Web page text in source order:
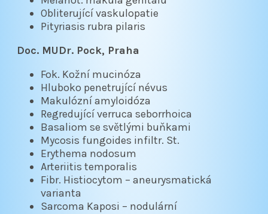
Obliterující vaskulopatie
Pityriasis rubra pilaris
Doc. MUDr. Pock, Praha
Fok. Kožní mucinóza
Hluboko penetrující névus
Makulózní amyloidóza
Regredující verruca seborrhoica
Basaliom se světlými buňkami
Mycosis fungoides infiltr. St.
Erythema nodosum
Arteriitis temporalis
Fibr. Histiocytom – aneurysmatická
varianta
Sarcoma Kaposi – nodulární